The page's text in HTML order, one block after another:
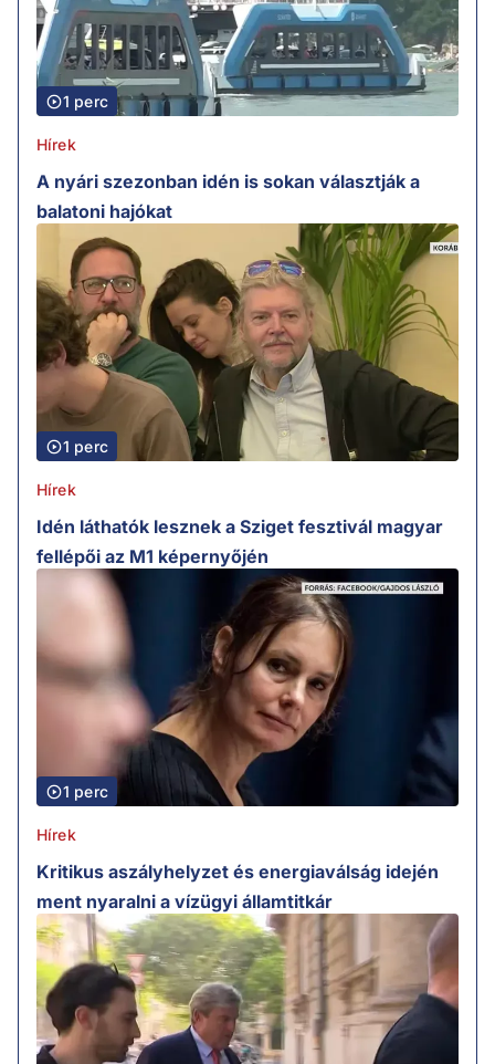
1 perc
Hírek
A nyári szezonban idén is sokan választják a
balatoni hajókat
1 perc
Hírek
Idén láthatók lesznek a Sziget fesztivál magyar
fellépői az M1 képernyőjén
1 perc
Hírek
Kritikus aszályhelyzet és energiaválság idején
ment nyaralni a vízügyi államtitkár